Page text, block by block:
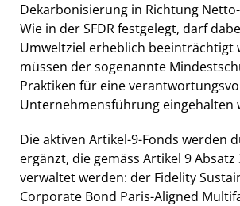
Dekarbonisierung in Richtung
Wie in der SFDR festgelegt, darf
Umweltziel erheblich beeinträchtigt
müssen der sogenannte
Praktiken für eine
Unternehmensführung eingehalten
Die aktiven Artikel-9-Fonds werden
ergänzt, die gemäss Artikel 9 Absatz
verwaltet werden: der Fidelity
Corporate Bond Paris-Aligned